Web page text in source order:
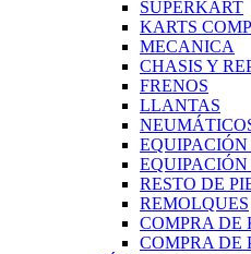
SUPERKART
KARTS
MECANICA
CHASIS Y
FRENOS
LLANTAS
EQUIPACIÓN
RESTO DE
REMOLQUES
COMPRA DE
COMPRA DE